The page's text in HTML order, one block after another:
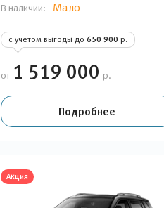
В наличии: Мало
с учетом выгоды до 650 900 р.
от 1 519 000 р.
Подробнее
Акция